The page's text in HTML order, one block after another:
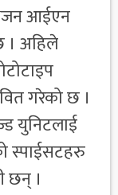
आईएन
। अहिले
गरेको छ ।
युनिटलाई
स्पाईसटहरु
छन् ।